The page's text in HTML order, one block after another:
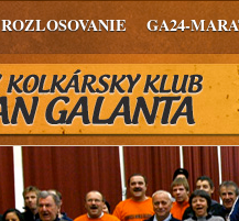
ROZLOSOVANIE GA24-